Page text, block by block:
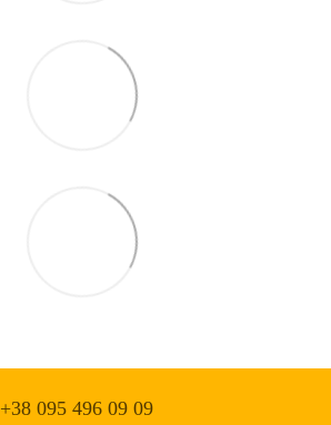
+38 095 496 09 09